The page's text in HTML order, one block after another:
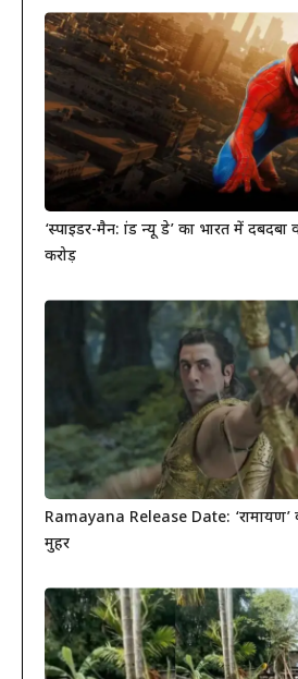
‘स्पाइडर-मैन: ब्रांड न्यू डे’ का भारत में
करोड़
Ramayana Release Date: ‘रामायण’
मुहर